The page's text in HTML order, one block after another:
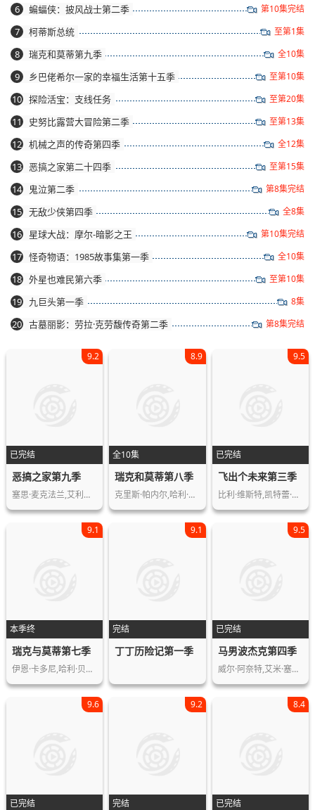
第10集完结
6 蝙蝠侠：披风战士第二季
至第1集
7 柯蒂斯总统
全10集
8 瑞克和莫蒂第九季
至第10集
9 乡巴佬希尔一家的幸福生活第十五季
至第20集
10 探险活宝：支线任务
至第13集
11 史努比露营大冒险第二季
全12集
12 机械之声的传奇第四季
至第15集
13 恶搞之家第二十四季
第8集完结
14 鬼泣第二季
全8集
15 无敌少侠第四季
第10集完结
16 星球大战：摩尔-暗影之王
全10集
17 怪奇物语：1985故事集第一季
至第10集
18 外星也难民第六季
8集
19 九巨头第一季
第8集完结
20 古墓丽影：劳拉·克劳馥传奇第二季
已完结
9.2
恶搞之家第九季
塞思·麦克法兰,艾利克斯·布斯汀,赛斯…
全10集
8.9
瑞克和莫蒂第八季
克里斯·帕内尔,哈利·贝尔登,斯宾瑟·…
已完结
9.5
飞出个未来第三季
比利·维斯特,凯特蕾·萨加尔,约翰·迪…
本季终
9.1
瑞克与莫蒂第七季
伊恩·卡多尼,哈利·贝尔登,克里斯·帕…
完结
9.1
丁丁历险记第一季
已完结
9.5
马男波杰克第四季
威尔·阿奈特,艾米·塞德丽丝,爱丽森·…
已完结
9.6
完结
9.2
已完结
8.4